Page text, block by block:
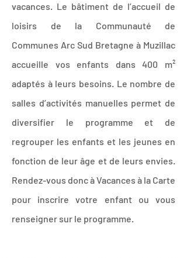
vacances. Le bâtiment de l’accueil de
loisirs de la Communauté de
Communes Arc Sud Bretagne à Muzillac
accueille vos enfants dans 400 m²
adaptés à leurs besoins. Le nombre de
salles d’activités manuelles permet de
diversifier le programme et de
regrouper les enfants et les jeunes en
fonction de leur âge et de leurs envies.
Rendez-vous donc à Vacances à la Carte
pour inscrire votre enfant ou vous
renseigner sur le programme.